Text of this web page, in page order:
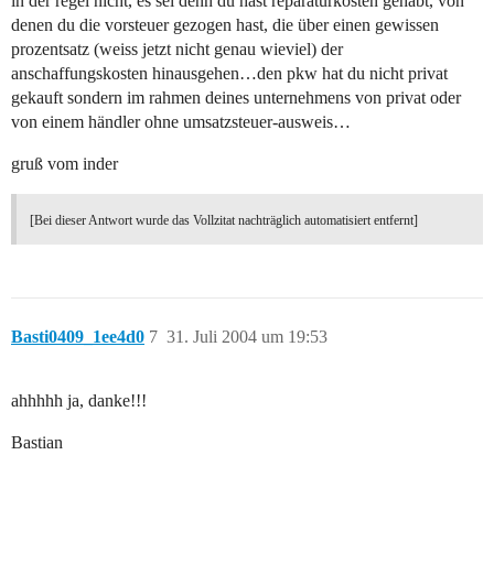
denen du die vorsteuer gezogen hast, die über einen gewissen
prozentsatz (weiss jetzt nicht genau wieviel) der
anschaffungskosten hinausgehen…den pkw hat du nicht privat
gekauft sondern im rahmen deines unternehmens von privat oder
von einem händler ohne umsatzsteuer-ausweis…
gruß vom inder
[Bei dieser Antwort wurde das Vollzitat nachträglich automatisiert entfernt]
Basti0409_1ee4d0 31. Juli 2004 um 19:53
7
ahhhhh ja, danke!!!
Bastian